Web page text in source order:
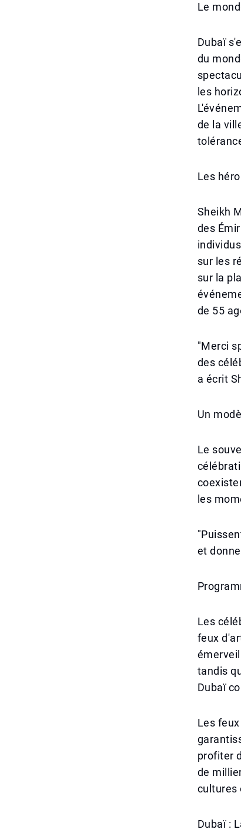
Le
Dubaï
du
les
de la
Les
Sheikh
des
sur les
sur la
de 55
"Merci
des
a écrit
Un
Le
les
et
Les
feux
tandis
Dubaï
Les
profiter
de
cultures
Dubaï :